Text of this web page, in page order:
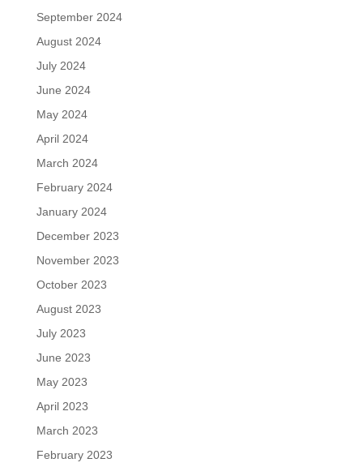
September 2024
August 2024
July 2024
June 2024
May 2024
April 2024
March 2024
February 2024
January 2024
December 2023
November 2023
October 2023
August 2023
July 2023
June 2023
May 2023
April 2023
March 2023
February 2023